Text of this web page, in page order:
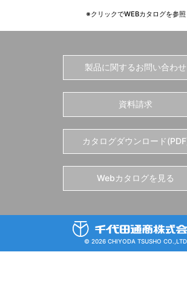
※クリックでWEBカタログを参照
製品に関するお問い合わせ
資料請求
カタログダウンロード
Webカタログを見る
© 2026 CHIYODA TSUSHO CO.,LTD